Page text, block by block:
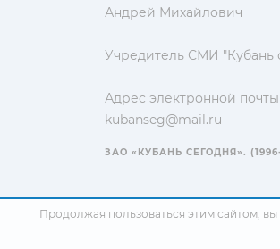
Андрей Михайлович
Учредитель СМИ "Кубань
Адрес электронной
kubanseg@mail.ru
ЗАО «КУБАНЬ СЕГОДНЯ».
Продолжая пользоваться этим сайтом, вы